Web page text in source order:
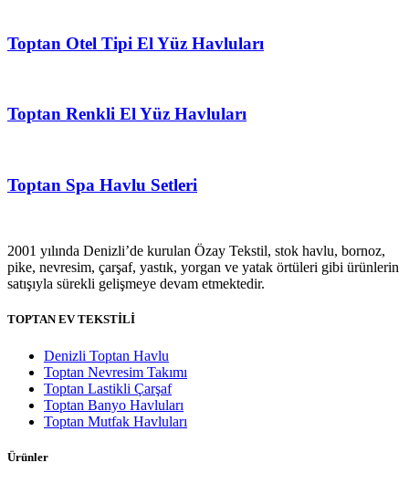
Toptan Otel Tipi El Yüz Havluları
Toptan Renkli El Yüz Havluları
Toptan Spa Havlu Setleri
2001 yılında Denizli’de kurulan Özay Tekstil, stok havlu, bornoz,
pike, nevresim, çarşaf, yastık, yorgan ve yatak örtüleri gibi ürünlerin
satışıyla sürekli gelişmeye devam etmektedir.
TOPTAN EV TEKSTİLİ
Denizli Toptan Havlu
Toptan Nevresim Takımı
Toptan Lastikli Çarşaf
Toptan Banyo Havluları
Toptan Mutfak Havluları
Ürünler